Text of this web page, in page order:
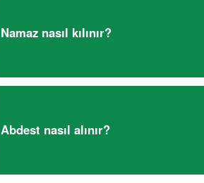
Namaz nasıl kılınır?
Abdest nasıl alınır?